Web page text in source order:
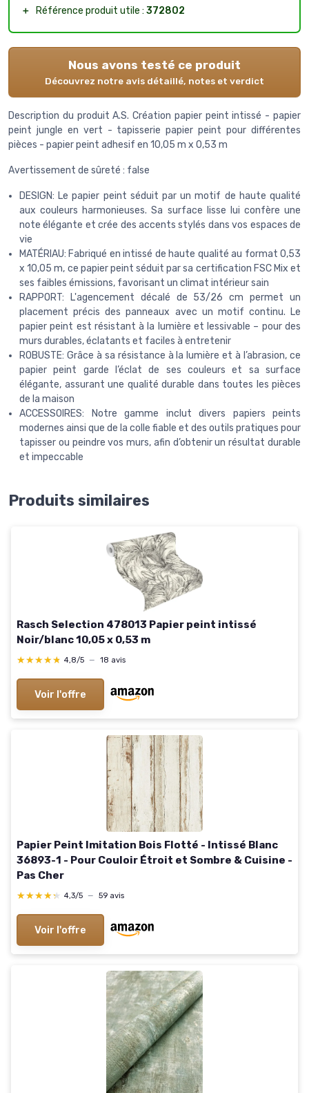
＋
Référence produit utile : 372802
Nous avons testé ce produit
Découvrez notre avis détaillé, notes et verdict
Description du produit A.S. Création papier peint intissé - papier
peint jungle en vert - tapisserie papier peint pour différentes
pièces - papier peint adhesif en 10,05 m x 0,53 m
Avertissement de sûreté : false
DESIGN: Le papier peint séduit par un motif de haute qualité
aux couleurs harmonieuses. Sa surface lisse lui confère une
note élégante et crée des accents stylés dans vos espaces de
vie
MATÉRIAU: Fabriqué en intissé de haute qualité au format 0,53
x 10,05 m, ce papier peint séduit par sa certification FSC Mix et
ses faibles émissions, favorisant un climat intérieur sain
RAPPORT: L'agencement décalé de 53/26 cm permet un
placement précis des panneaux avec un motif continu. Le
papier peint est résistant à la lumière et lessivable – pour des
murs durables, éclatants et faciles à entretenir
ROBUSTE: Grâce à sa résistance à la lumière et à l’abrasion, ce
papier peint garde l’éclat de ses couleurs et sa surface
élégante, assurant une qualité durable dans toutes les pièces
de la maison
ACCESSOIRES: Notre gamme inclut divers papiers peints
modernes ainsi que de la colle fiable et des outils pratiques pour
tapisser ou peindre vos murs, afin d’obtenir un résultat durable
et impeccable
Produits similaires
Rasch Selection 478013 Papier peint intissé
Noir/blanc 10,05 x 0,53 m
★★★★★
★★★★★ 4,8/5 — 18 avis
Voir l'offre
Papier Peint Imitation Bois Flotté - Intissé Blanc
36893-1 - Pour Couloir Étroit et Sombre & Cuisine -
Pas Cher
★★★★★
★★★★★ 4,3/5 — 59 avis
Voir l'offre